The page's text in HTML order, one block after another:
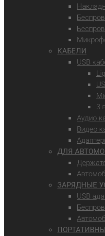
КАБЕЛИ
USB
3
Аудио
Видео
ДЛЯ
ЗАРЯДНЫЕ
USB